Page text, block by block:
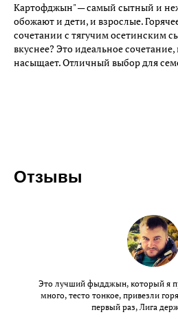
Картофджын" — самый сытный и
обожают и дети, и взрослые.
сочетании с тягучим осетинским
вкуснее? Это идеальное сочетание,
насыщает. Отличный выбор для
Отзывы
Это лучший фыдджын, который я
много, тесто тонкое, привезли
первый раз, Лига